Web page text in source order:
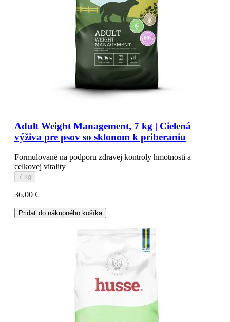
Adult Weight Management, 7 kg | Cielená
výživa pre psov so sklonom k priberaniu
Formulované na podporu zdravej kontroly hmotnosti a
celkovej vitality
7 kg
36,00 €
Pridať do nákupného košíka